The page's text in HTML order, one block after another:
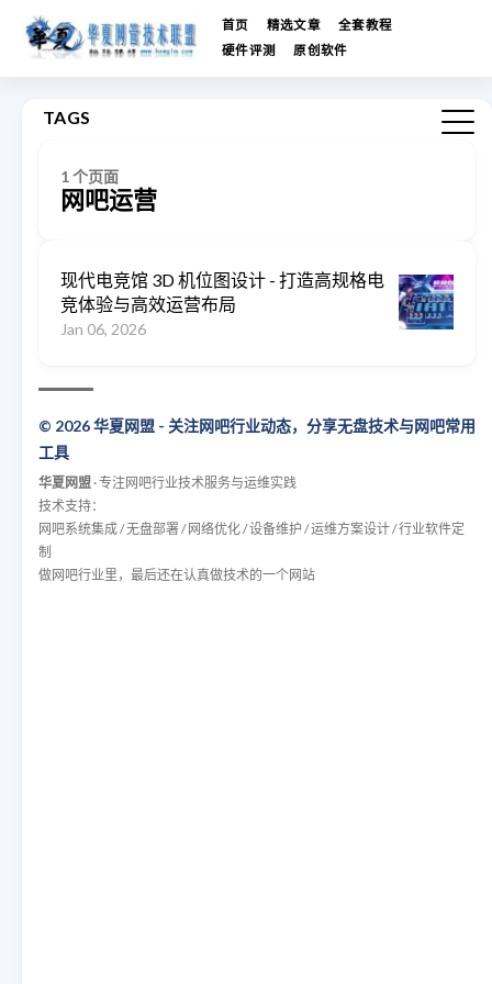
首页 精选文章
全套教程
硬件评测
原创软件
TAGS
1 个页面
网吧运营
现代电竞馆 3D 机位图设计 - 打造高规格电
竞体验与高效运营布局
Jan 06, 2026
© 2026 华夏网盟 - 关注网吧行业动态，分享无盘技术与网吧常用
工具
华夏网盟 · 专注网吧行业技术服务与运维实践
技术支持：
网吧系统集成 / 无盘部署 / 网络优化 / 设备维护 / 运维方案设计 / 行业软件定
制
做网吧行业里，最后还在认真做技术的一个网站